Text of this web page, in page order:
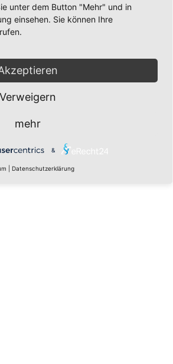
unter dem Button "Mehr" und in
einsehen. Sie können Ihre
Verweigern
mehr
&
Datenschutzerklärung